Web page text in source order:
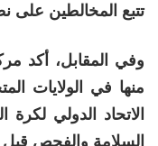
تتبع المخالطين على
وفي المقابل، أكد
الاتحاد الدولي
السلامة والفحص قبل